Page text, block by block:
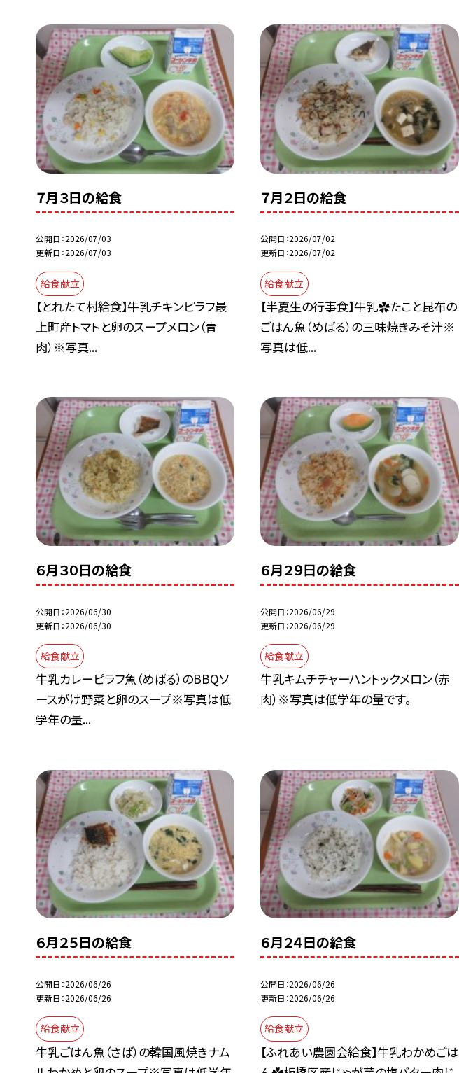
７月３日の給食
公開日 2026/07/03
更新日 2026/07/03
給食献立
【とれたて村給食】牛乳チキンピラフ最
上町産トマトと卵のスープメロン（青
肉）※写真...
７月２日の給食
公開日 2026/07/02
更新日 2026/07/02
給食献立
【半夏生の行事食】牛乳✿たこと昆布の
ごはん魚（めばる）の三味焼きみそ汁※
写真は低...
６月３０日の給食
公開日 2026/06/30
更新日 2026/06/30
給食献立
牛乳カレーピラフ魚（めばる）のBBQソ
ースがけ野菜と卵のスープ※写真は低
学年の量...
６月２９日の給食
公開日 2026/06/29
更新日 2026/06/29
給食献立
牛乳キムチチャーハントックメロン（赤
肉）※写真は低学年の量です。
６月２５日の給食
公開日 2026/06/26
更新日 2026/06/26
給食献立
牛乳ごはん魚（さば）の韓国風焼きナム
６月２４日の給食
公開日 2026/06/26
更新日 2026/06/26
給食献立
【ふれあい農園会給食】牛乳わかめごは